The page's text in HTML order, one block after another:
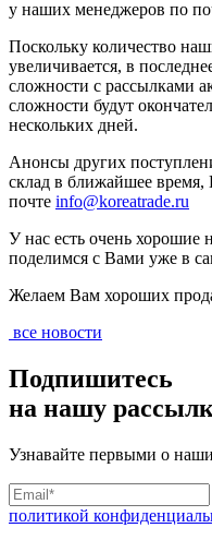
у наших менеджеров по
Поскольку количество
увеличивается, в
сложности с рассылками
сложности будут
нескольких дней.
Анонсы других
склад в ближайшее время,
почте info@koreatrade.ru
У нас есть очень
поделимся с Вами уже в
Желаем Вам хороших
все новости
Подпишитесь
на нашу
Узнавайте первыми о
политикой